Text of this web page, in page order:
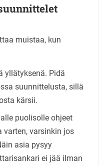
muistaa, kun
yllätyksenä. Pidä
suunnittelusta, sillä
kärsii.
puolisolle ohjeet
varsinkin jos
asia pysyy
ei jää ilman